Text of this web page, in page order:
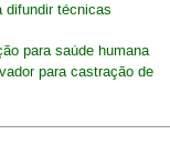
difundir técnicas
para saúde humana
para castração de